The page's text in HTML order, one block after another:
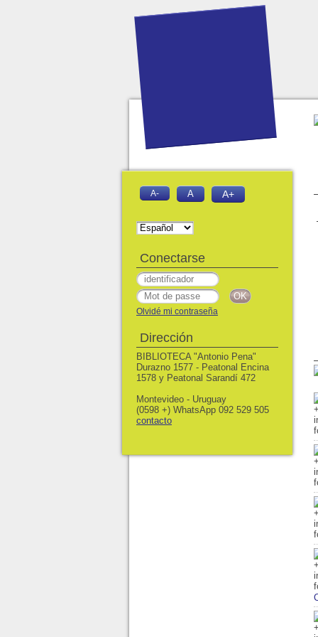
A- A A+
Conectarse
Olvidé mi contraseña
Dirección
BIBLIOTECA "Antonio Pena"
Durazno 1577 - Peatonal Encina
1578 y Peatonal Sarandí 472
Montevideo - Uruguay
(0598 +) WhatsApp 092 529 505
contacto